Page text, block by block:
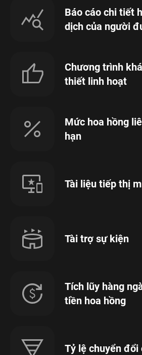
Báo cáo chi tiết
dịch của người
Chương trình
thiết linh hoạt
Mức hoa hồng
hạn
Tài liệu tiếp thị
Tài trợ sự kiện
Tích lũy hàng
tiền hoa hồng
Tỷ lệ chuyển đổi